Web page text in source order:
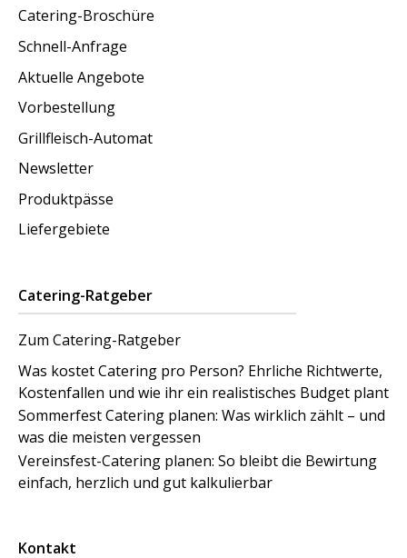
Catering-Broschüre
Schnell-Anfrage
Aktuelle Angebote
Vorbestellung
Grillfleisch-Automat
Newsletter
Produktpässe
Liefergebiete
Catering-Ratgeber
Zum Catering-Ratgeber
Was kostet Catering pro Person? Ehrliche Richtwerte,
Kostenfallen und wie ihr ein realistisches Budget plant
Sommerfest Catering planen: Was wirklich zählt – und
was die meisten vergessen
Vereinsfest-Catering planen: So bleibt die Bewirtung
einfach, herzlich und gut kalkulierbar
Kontakt